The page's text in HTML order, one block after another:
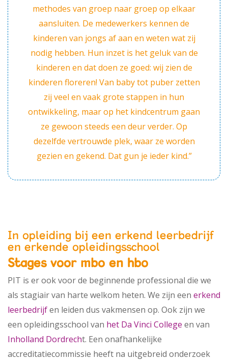
methodes van groep naar groep op elkaar
aansluiten. De medewerkers kennen de
kinderen van jongs af aan en weten wat zij
nodig hebben. Hun inzet is het geluk van de
kinderen en dat doen ze goed: wij zien de
kinderen floreren! Van baby tot puber zetten
zij veel en vaak grote stappen in hun
ontwikkeling, maar op het kindcentrum gaan
ze gewoon steeds een deur verder. Op
dezelfde vertrouwde plek, waar ze worden
gezien en gekend. Dat gun je ieder kind.”
In opleiding bij een erkend leerbedrijf
en erkende opleidingsschool
Stages voor mbo en hbo
PIT is er ook voor de beginnende professional die we
als stagiair van harte welkom heten. We zijn een erkend
leerbedrijfen leiden dus vakmensen op. Ook zijn we
een opleidingsschool van het Da Vinci College en van
Inholland Dordrecht. Een onafhankelijke
accreditatiecommissie heeft na uitgebreid onderzoek